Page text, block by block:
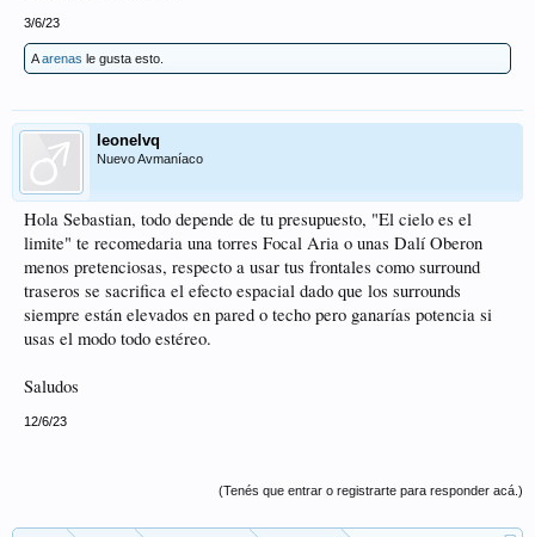
3/6/23
Aarenas le gusta esto.
leonelvq
Nuevo Avmaníaco
Hola Sebastian, todo depende de tu presupuesto, "El cielo es el
limite" te recomedaria una torres Focal Aria o unas Dalí Oberon
menos pretenciosas, respecto a usar tus frontales como surround
traseros se sacrifica el efecto espacial dado que los surrounds
siempre están elevados en pared o techo pero ganarías potencia si
usas el modo todo estéreo.
Saludos
12/6/23
(Tenés que entrar o registrarte para responder acá.)